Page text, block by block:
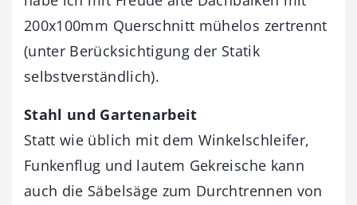
200x100mm Querschnitt mühelos zertrennt
(unter Berücksichtigung der Statik
selbstverständlich).
Stahl und Gartenarbeit
Statt wie üblich mit dem Winkelschleifer,
Funkenflug und lautem Gekreische kann
auch die Säbelsäge zum Durchtrennen von